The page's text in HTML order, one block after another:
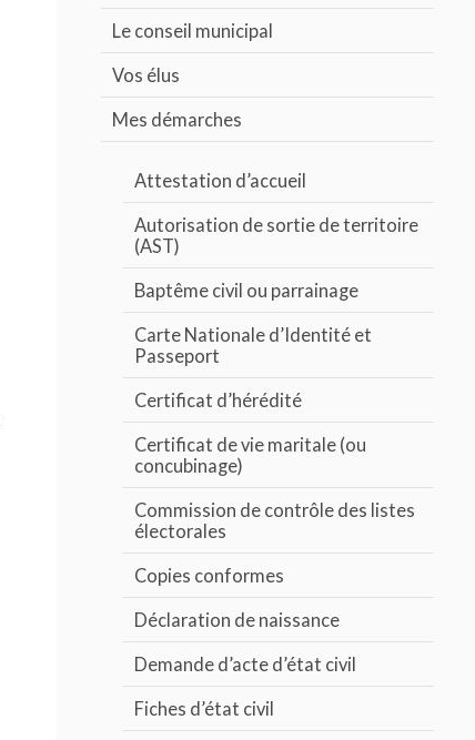
Le conseil municipal
Vos élus
Mes démarches
Attestation d’accueil
Autorisation de sortie de territoire
(AST)
Baptême civil ou parrainage
Carte Nationale d’Identité et
Passeport
Certificat d’hérédité
Certificat de vie maritale (ou
concubinage)
Commission de contrôle des listes
électorales
Copies conformes
Déclaration de naissance
Demande d’acte d’état civil
Fiches d’état civil